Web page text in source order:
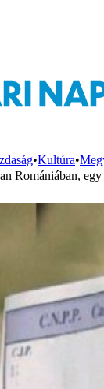
•Kultúra•
Romániában,